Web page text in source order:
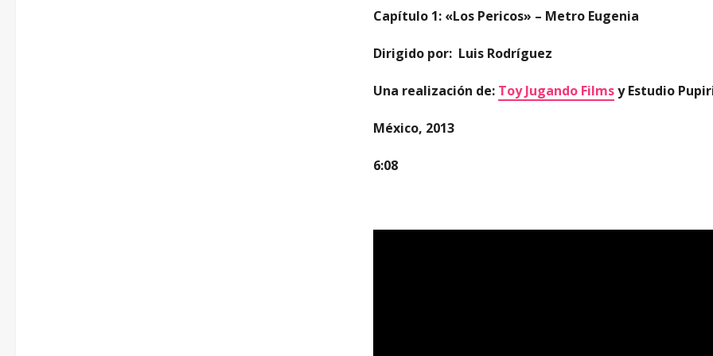
Capítulo 1: «Los Pericos» – Metro Eugenia
Dirigido por: Luis Rodríguez
Una realización de: Toy Jugando Filmsy Estudio
México, 2013
6:08